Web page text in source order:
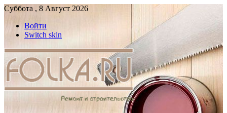
Суббота , 8 Август 2026
Войти
Switch skin